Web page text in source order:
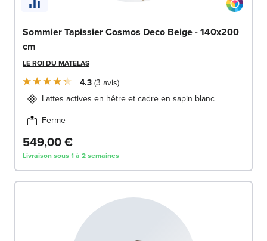
Sommier Tapissier Cosmos Deco Beige - 140x200
cm
LE ROI DU MATELAS
4.3 3 avis
Lattes actives en hêtre et cadre en sapin blanc
Ferme
549,00 €
Livraison sous 1 à 2 semaines